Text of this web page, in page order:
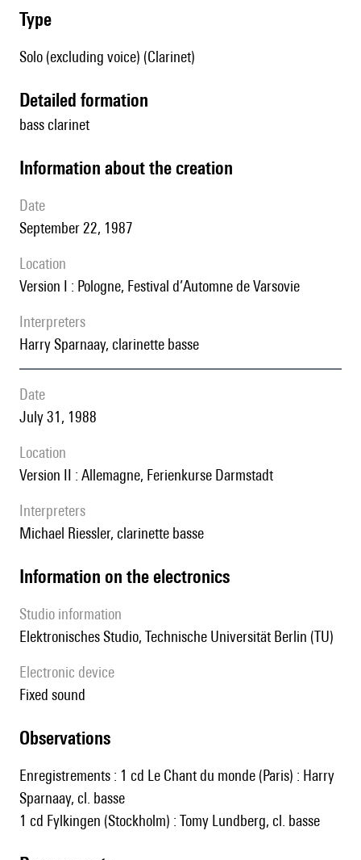
type
Solo (excluding voice) (Clarinet)
detailed formation
bass clarinet
information about the creation
date
September 22, 1987
location
Version I : Pologne, Festival d’Automne de Varsovie
interpreters
Harry Sparnaay, clarinette basse
date
July 31, 1988
location
Version II : Allemagne, Ferienkurse Darmstadt
interpreters
Michael Riessler, clarinette basse
Information on the electronics
Studio information
Elektronisches Studio, Technische Universität Berlin (TU)
Electronic device
fixed sound
observations
Enregistrements : 1 cd Le Chant du monde (Paris) : Harry
Sparnaay, cl. basse
1 cd Fylkingen (Stockholm) : Tomy Lundberg, cl. basse